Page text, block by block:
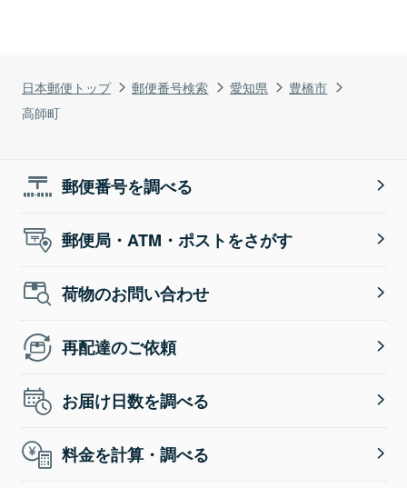
日本郵便トップ 郵便番号検索 愛知県
豊橋市
高師町
郵便番号を調べる
郵便局・ATM・ポストをさがす
荷物のお問い合わせ
再配達のご依頼
お届け日数を調べる
料金を計算・調べる